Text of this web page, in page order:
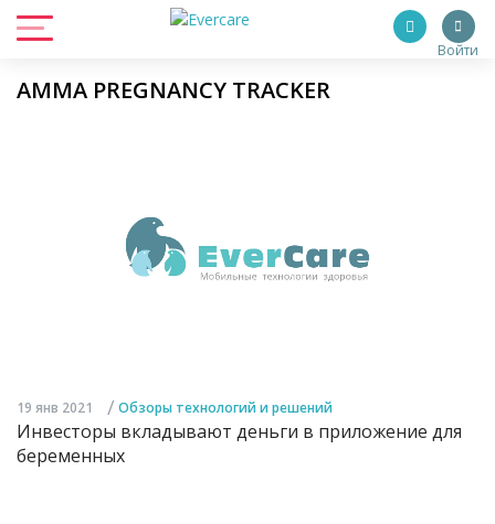
Войти
AMMA PREGNANCY TRACKER
19 янв 2021 / Обзоры технологий и решений
Инвесторы вкладывают деньги в приложение для
беременных